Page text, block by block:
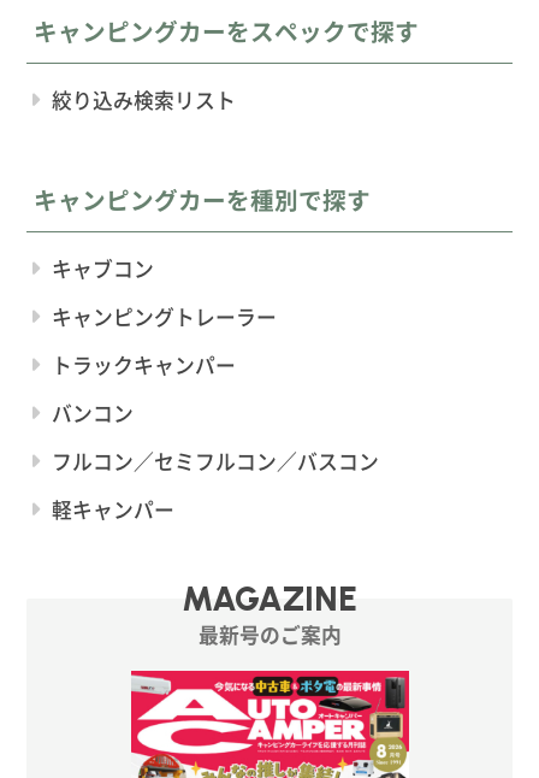
キャンピングカーをスペックで探す
絞り込み検索リスト
キャンピングカーを種別で探す
キャブコン
キャンピングトレーラー
トラックキャンパー
バンコン
フルコン／セミフルコン／バスコン
軽キャンパー
MAGAZINE
最新号のご案内